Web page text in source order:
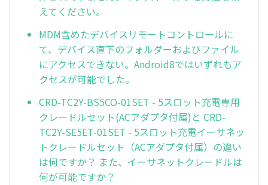
えてください。
MDM含めたデバイスリモートコントロールに
て、デバイス直下のフォルダーおよびファイル
にアクセスできない。Android8ではいずれもア
クセスが可能でした。
CRD-TC2Y-BS5CO-01SET - 5スロット充電専用
クレードルセット(ACアダプタ付属)と CRD-
TC2Y-SE5ET-01SET - 5スロット充電イーサネッ
トクレードルセット（ACアダプタ付属）の違い
は何ですか？ また、イーサネットクレードルは
何が可能ですか？